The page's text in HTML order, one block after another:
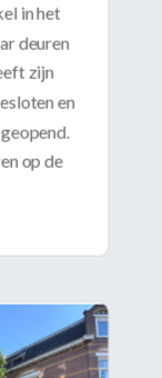
in het
deuren
zijn
en
op de